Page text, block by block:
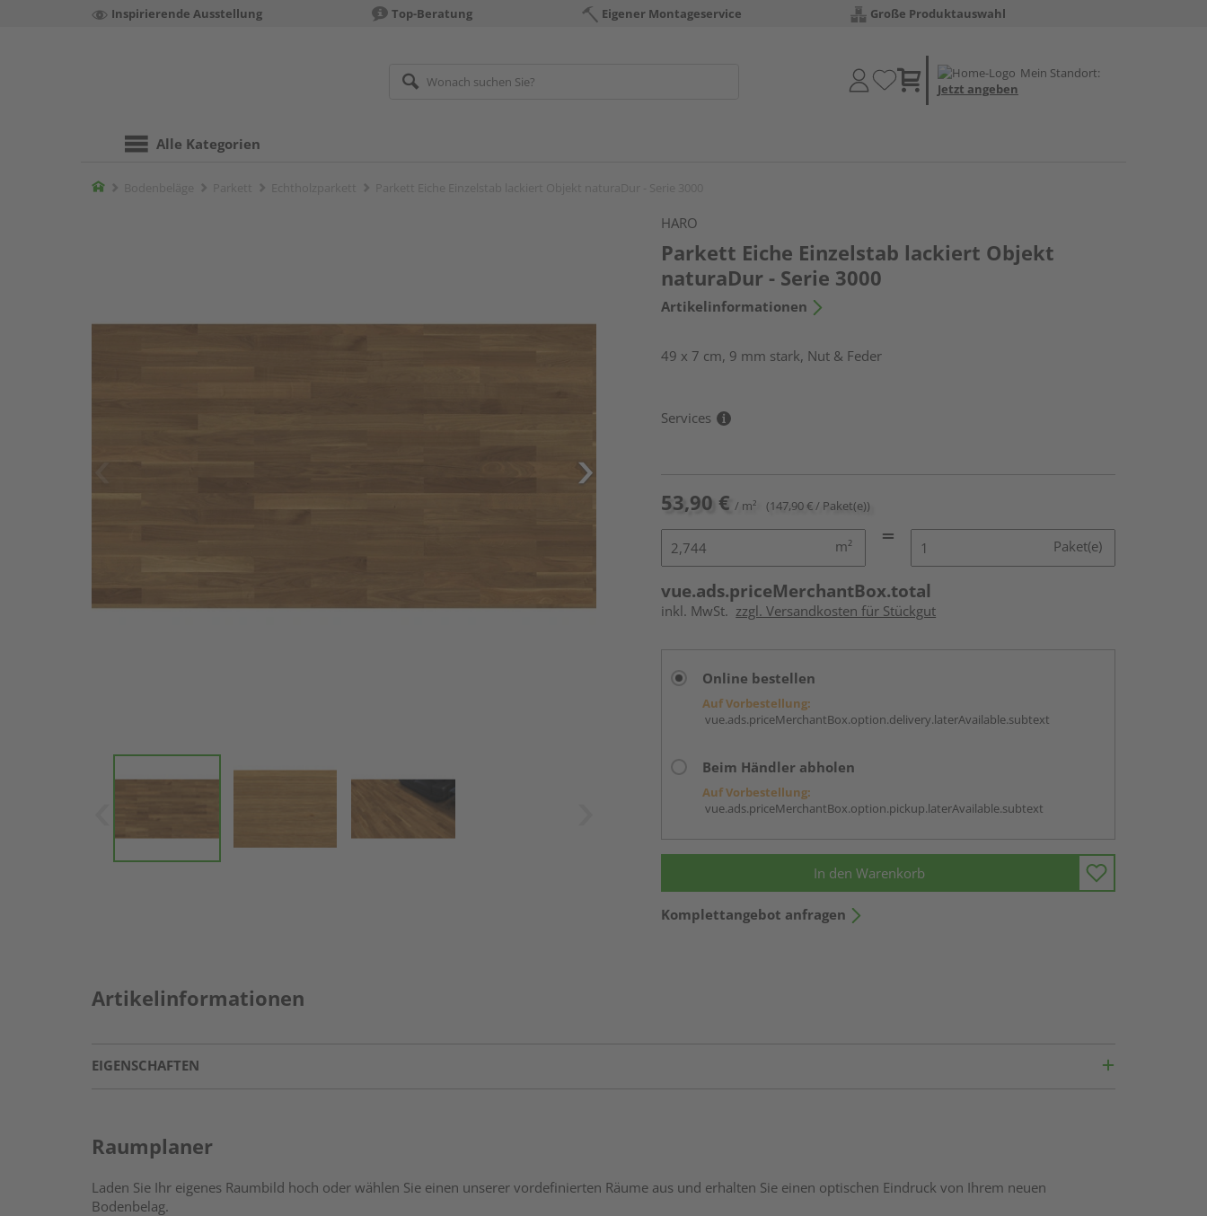
Inspirierende Ausstellung Top-Beratung Eigener Montageservice Große Produktauswahl
Mein Standort:
Jetzt angeben
Alle Kategorien
Home
HARO
Parkett Eiche Einzelstab lackiert Objekt
naturaDur - Serie 3000
Artikelinformationen
49 x 7 cm, 9 mm stark, Nut & Feder
Services
53,90 € / m² (147,90 € / Paket(e))
m² Paket(e)
vue.ads.priceMerchantBox.total
inkl. MwSt. zzgl. Versandkosten für Stückgut
Online bestellen
Auf Vorbestellung:
vue.ads.priceMerchantBox.option.delivery.laterAvailable.subtext
Beim Händler abholen
Auf Vorbestellung:
vue.ads.priceMerchantBox.option.pickup.laterAvailable.subtext
In den Warenkorb
Komplettangebot anfragen
Artikelinformationen
EIGENSCHAFTEN
Raumplaner
Laden Sie Ihr eigenes Raumbild hoch oder wählen Sie einen unserer vordefinierten Räume aus und erhalten Sie einen optischen Eindruck von Ihrem neuen
Bodenbelag.